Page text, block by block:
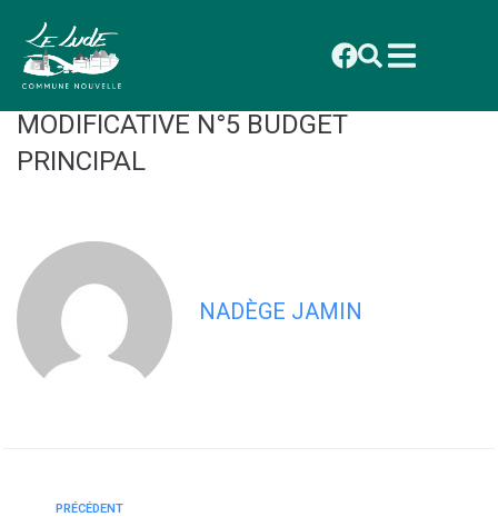
principal
2026_013 CONSEIL DU 19 JANVIER :
DELIBERATION : DECISION
MODIFICATIVE N°5 BUDGET
PRINCIPAL
NADÈGE JAMIN
PRÉCÉDENT